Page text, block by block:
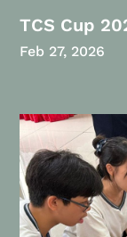
TCS Cup
Feb 27, 2026